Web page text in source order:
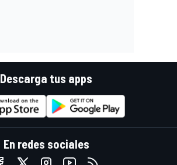
Descarga tus apps
En redes sociales